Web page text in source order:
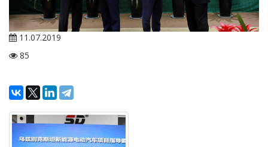
11.07.2019
85